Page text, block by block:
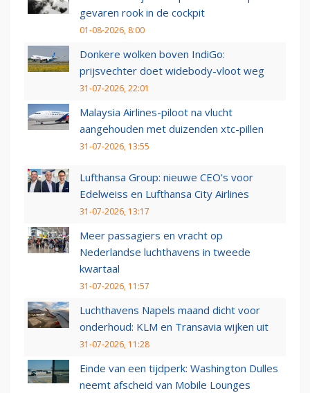
gevaren rook in de cockpit
01-08-2026, 8:00
Donkere wolken boven IndiGo:
prijsvechter doet widebody-vloot weg
31-07-2026, 22:01
Malaysia Airlines-piloot na vlucht
aangehouden met duizenden xtc-pillen
31-07-2026, 13:55
Lufthansa Group: nieuwe CEO’s voor
Edelweiss en Lufthansa City Airlines
31-07-2026, 13:17
Meer passagiers en vracht op
Nederlandse luchthavens in tweede
kwartaal
31-07-2026, 11:57
Luchthavens Napels maand dicht voor
onderhoud: KLM en Transavia wijken uit
31-07-2026, 11:28
Einde van een tijdperk: Washington Dulles
neemt afscheid van Mobile Lounges